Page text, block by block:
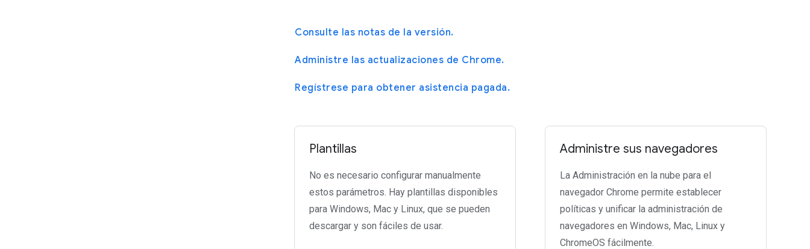
Consulte las notas de la versión.
Administre las actualizaciones de Chrome.
Regístrese para obtener asistencia pagada.
Plantillas
No es necesario configurar manualmente
estos parámetros. Hay plantillas disponibles
para Windows, Mac y Linux, que se pueden
descargar y son fáciles de usar.
Administre sus navegadores
La Administración en la nube para el
navegador Chrome permite establecer
políticas y unificar la administración de
navegadores en Windows, Mac, Linux y
ChromeOS fácilmente.